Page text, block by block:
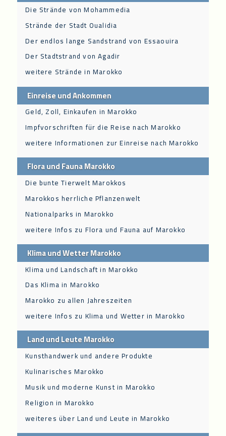
Die Strände von Mohammedia
Strände der Stadt Oualidia
Der endlos lange Sandstrand von Essaouira
Der Stadtstrand von Agadir
weitere Strände in Marokko
Einreise und Ankommen
Geld, Zoll, Einkaufen in Marokko
Impfvorschriften für die Reise nach Marokko
weitere Informationen zur Einreise nach Marokko
Flora und Fauna Marokko
Die bunte Tierwelt Marokkos
Marokkos herrliche Pflanzenwelt
Nationalparks in Marokko
weitere Infos zu Flora und Fauna auf Marokko
Klima und Wetter Marokko
Klima und Landschaft in Marokko
Das Klima in Marokko
Marokko zu allen Jahreszeiten
weitere Infos zu Klima und Wetter in Marokko
Land und Leute Marokko
Kunsthandwerk und andere Produkte
Kulinarisches Marokko
Musik und moderne Kunst in Marokko
Religion in Marokko
weiteres über Land und Leute in Marokko